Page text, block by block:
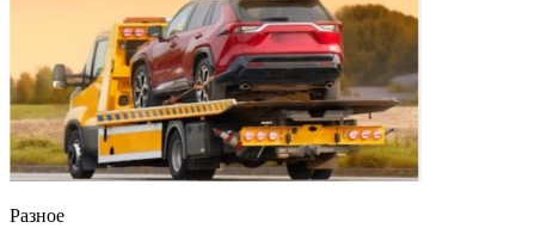
Разное